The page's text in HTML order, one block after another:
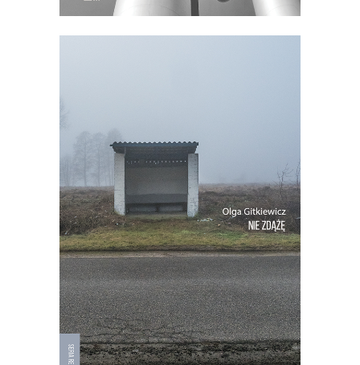
Witamy w centrum Europy. Tu prawie
czternaście milionów Polaków ma
wszędzie daleko. Reportaże z
przystanku i z dworca, z pobocza i z
chodnika.PREMIERA 25
PAŹDZIERNIKA
39.00zł 19.50zł
E-BOOK DO KOSZYKA